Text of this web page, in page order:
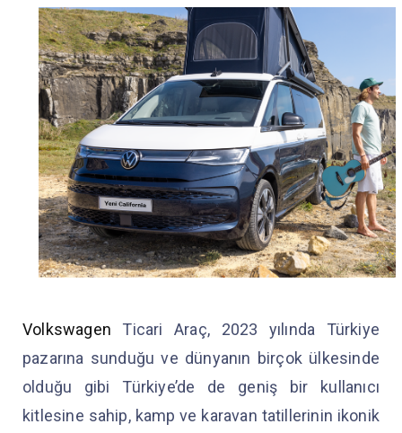
Volkswagen Ticari Araç, 2023 yılında Türkiye
pazarına sunduğu ve dünyanın birçok ülkesinde
olduğu gibi Türkiye’de de geniş bir kullanıcı
kitlesine sahip, kamp ve karavan tatillerinin ikonik